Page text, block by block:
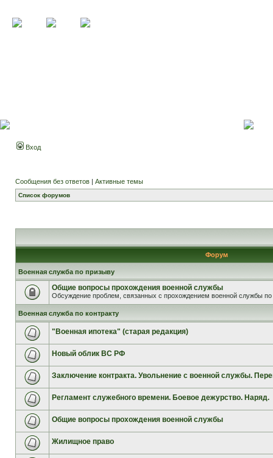
Вход
Сообщения без ответов | Активные темы
Список форумов
Форум
Военная служба по призыву
Общие вопросы прохождения военной службы
Обсуждение проблем, связанных с прохождением военной службы по
Военная служба по контракту
"Военная ипотека" (старая редакция)
Новый облик ВС РФ
Заключение контракта. Увольнение с военной службы.
Регламент служебного времени. Боевое дежурство. Наряд.
Общие вопросы прохождения военной службы
Жилищное право